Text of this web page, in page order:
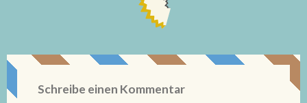
Schreibe einen Kommentar